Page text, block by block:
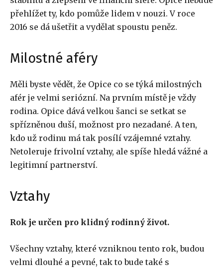
přehlížet ty, kdo pomůže lidem v nouzi. V roce
2016 se dá ušetřit a vydělat spoustu peněz.
Milostné aféry
Měli byste vědět, že Opice co se týká milostných
afér je velmi seriózní. Na prvním místě je vždy
rodina. Opice dává velkou šanci se setkat se
spřízněnou duší, možnost pro nezadané. A ten,
kdo už rodinu má tak posílí vzájemné vztahy.
Netoleruje frivolní vztahy, ale spíše hledá vážné a
legitimní partnerství.
Vztahy
Rok je určen pro klidný rodinný život.
Všechny vztahy, které vzniknou tento rok, budou
velmi dlouhé a pevné, tak to bude také s